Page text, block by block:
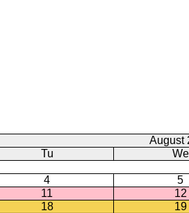
August
Tu We
4 5
11 12
18 19